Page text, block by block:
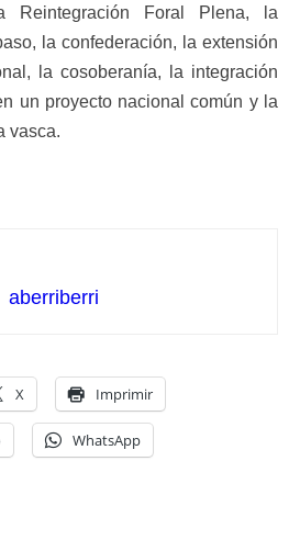
Foral Plena, la
la confederación, la extensión
la cosoberanía, la integración
un proyecto nacional común y la
vasca.
aberriberri
X Imprimir
WhatsApp